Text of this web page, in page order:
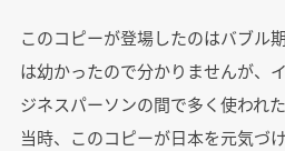
このコピーが登場したのはバブル
は幼かったので分かりませんが、
ジネスパーソンの間で多く使われ
当時、このコピーが日本を元気づ